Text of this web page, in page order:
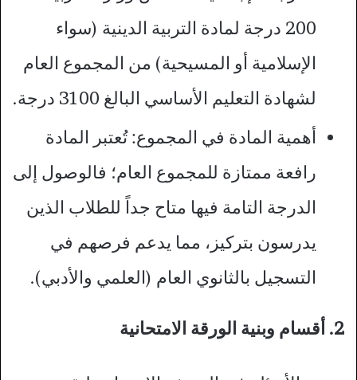
200 درجة لمادة التربية الدينية (سواء
الإسلامية أو المسيحية) من المجموع العام
لشهادة التعليم الأساسي البالغ 3100 درجة.
أهمية المادة في المجموع: تُعتبر المادة
رافعة ممتازة للمجموع العام؛ فالوصول إلى
الدرجة التامة فيها متاح جداً للطلاب الذين
يدرسون بتركيز، مما يدعم فرصهم في
التسجيل بالثانوي العام (العلمي والأدبي).
2. أقسام وبنية الورقة الامتحانية